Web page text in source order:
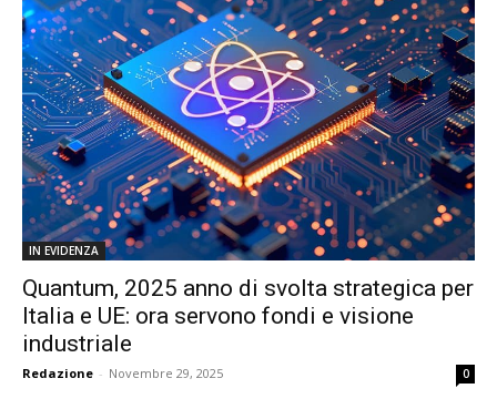
IN EVIDENZA
Quantum, 2025 anno di svolta strategica per
Italia e UE: ora servono fondi e visione
industriale
Redazione - Novembre 29, 2025 0